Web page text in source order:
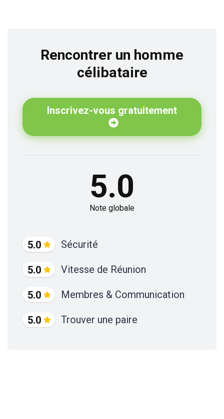
Rencontrer un homme
célibataire
Inscrivez-vous gratuitement
5.0 Sécurité
5.0 Vitesse de Réunion
5.0 Membres & Communication
5.0 Trouver une paire
5.0
Note globale